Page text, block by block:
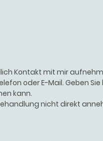
Kontakt mit mir
oder E-Mail. Geben
kann.
nicht direkt